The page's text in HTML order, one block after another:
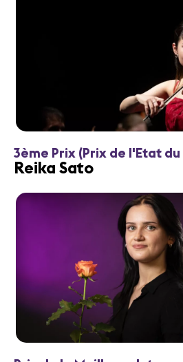
3ème Prix (Prix de l'Etat du
Reika Sato